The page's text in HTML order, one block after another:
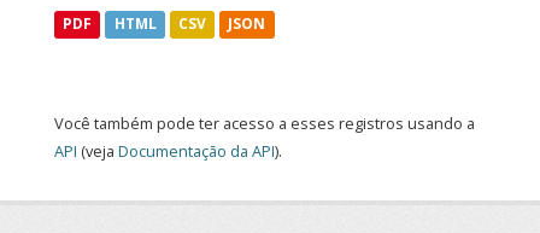
PDF HTML CSV JSON
Você também pode ter acesso a esses registros usando a
API (veja Documentação da API).